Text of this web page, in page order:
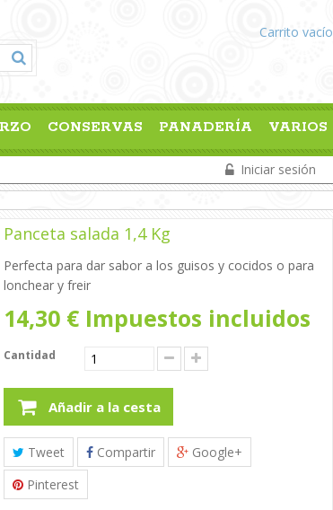
Carrito vacío
CONSERVAS PANADERÍA VARIOS
Iniciar sesión
Panceta salada 1,4 Kg
Perfecta para dar sabor a los guisos y cocidos o para
lonchear y freir
14,30 € Impuestos incluidos
Cantidad
Añadir a la cesta
Tweet Compartir
Google+
Pinterest